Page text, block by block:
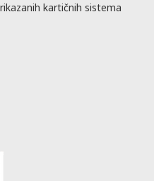
kartičnih sistema